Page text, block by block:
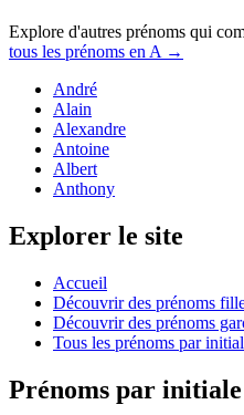
Explore d'autres prénoms qui
tous les prénoms en A →
André
Alain
Alexandre
Antoine
Albert
Anthony
Explorer le site
Accueil
Découvrir des prénoms
Découvrir des prénoms
Tous les prénoms par
Prénoms par initiale